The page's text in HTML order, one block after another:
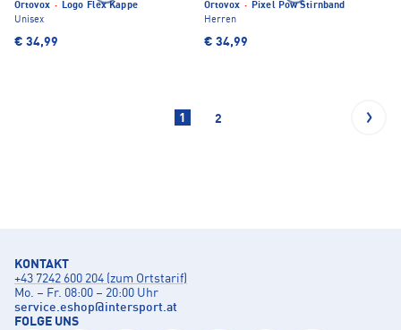
Ortovox · Logo Flex Kappe
Unisex
€ 34,99
Ortovox · Pixel Pow Stirnband
Herren
€ 34,99
1 2
KONTAKT
+43 7242 600 204 (zum Ortstarif)
Mo. – Fr. 08:00 – 20:00 Uhr
service.eshop@intersport.at
FOLGE UNS